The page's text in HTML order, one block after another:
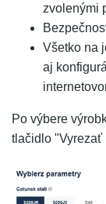
zvolenými
Všetko na
aj
Po výbere
tlačidlo "Vyrezať